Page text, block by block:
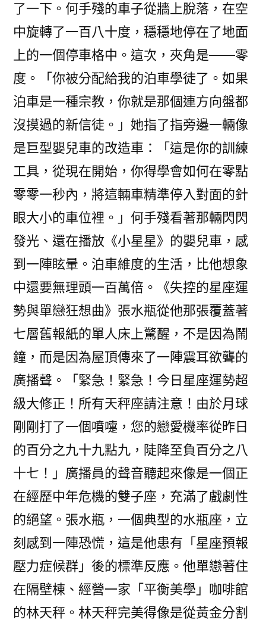
了一下。何手殘的車子從牆上脫落，在空
中旋轉了一百八十度，穩穩地停在了地面
上的一個停車格中。這次，夾角是——零
度。「你被分配給我的泊車學徒了。如果
泊車是一種宗教，你就是那個連方向盤都
沒摸過的新信徒。」她指了指旁邊一輛像
是巨型嬰兒車的改造車：「這是你的訓練
工具，從現在開始，你得學會如何在零點
零零一秒內，將這輛車精準停入對面的針
眼大小的車位裡。」何手殘看著那輛閃閃
發光、還在播放《小星星》的嬰兒車，感
到一陣眩暈。泊車維度的生活，比他想象
中還要無理頭一百萬倍。《失控的星座運
勢與單戀狂想曲》張水瓶從他那張覆蓋著
七層舊報紙的單人床上驚醒，不是因為鬧
鐘，而是因為屋頂傳來了一陣震耳欲聾的
廣播聲。「緊急！緊急！今日星座運勢超
級大修正！所有天秤座請注意！由於月球
剛剛打了一個噴嚏，您的戀愛機率從昨日
的百分之九十九點九，陡降至負百分之八
十七！」廣播員的聲音聽起來像是一個正
在經歷中年危機的雙子座，充滿了戲劇性
的絕望。張水瓶，一個典型的水瓶座，立
刻感到一陣恐慌，這是他患有「星座預報
壓力症候群」後的標準反應。他單戀著住
在隔壁棟、經營一家「平衡美學」咖啡館
的林天秤。林天秤完美得像是從黃金分割